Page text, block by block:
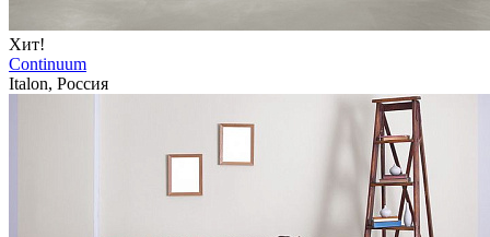
Хит!
Continuum
Italon, Россия